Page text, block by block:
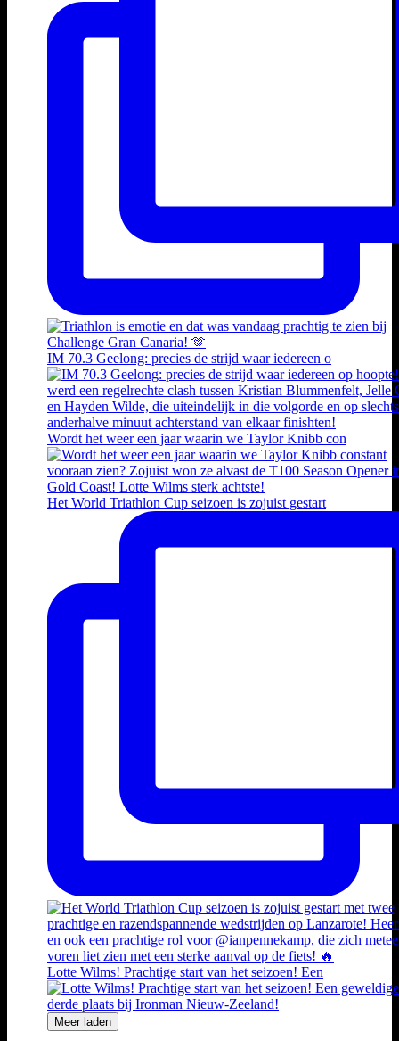
IM 70.3 Geelong: precies de strijd waar iedereen o
Wordt het weer een jaar waarin we Taylor Knibb con
Het World Triathlon Cup seizoen is zojuist gestart
Lotte Wilms! Prachtige start van het seizoen! Een
Meer laden